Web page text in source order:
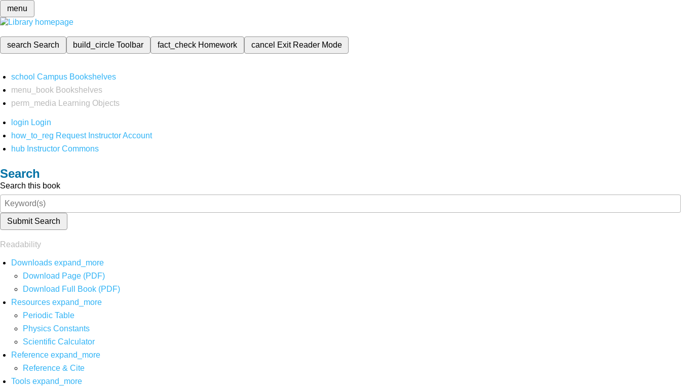
menu
search Search build_circleToolbar fact_check Homework cancel Exit Reader Mode
school Campus Bookshelves
menu_book Bookshelves
perm_media
Learning Objects
login Login
how_to_reg Request Instructor Account
hub Instructor Commons
Search
Search this book
Submit Search
Readability
Downloads expand_more
Download Page (PDF)
Download Full Book (PDF)
Resources expand_more
Periodic Table
Physics Constants
Scientific Calculator
Reference expand_more
Reference & Cite
Tools expand_more